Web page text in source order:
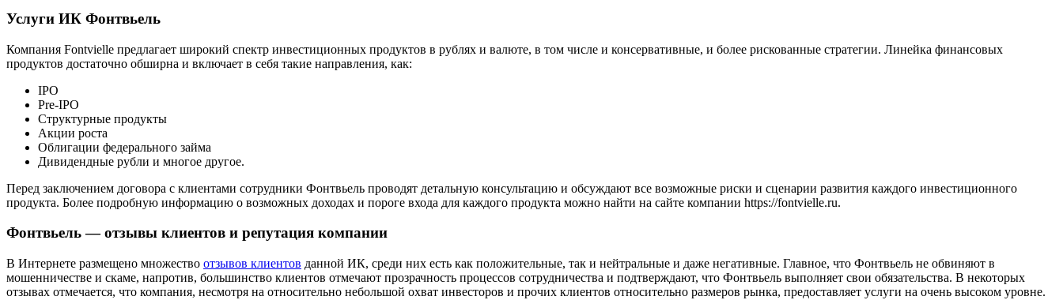
Услуги ИК Фонтвьель
Компания Fontvielle предлагает широкий спектр инвестиционных продуктов в рублях и валюте, в том числе и консервативные, и более рискованные стратегии. Линейка финансовых
продуктов достаточно обширна и включает в себя такие направления, как:
IPO
Pre-IPO
Структурные продукты
Акции роста
Облигации федерального займа
Дивидендные рубли и многое другое.
Перед заключением договора с клиентами сотрудники Фонтвьель проводят детальную консультацию и обсуждают все возможные риски и сценарии развития каждого инвестиционного
продукта. Более подробную информацию о возможных доходах и пороге входа для каждого продукта можно найти на сайте компании https://fontvielle.ru.
Фонтвьель — отзывы клиентов и репутация компании
В Интернете размещено множество отзывов клиентов данной ИК, среди них есть как положительные, так и нейтральные и даже негативные. Главное, что Фонтвьель не обвиняют в
мошенничестве и скаме, напротив, большинство клиентов отмечают прозрачность процессов сотрудничества и подтверждают, что Фонтвьель выполняет свои обязательства. В некоторых
отзывах отмечается, что компания, несмотря на относительно небольшой охват инвесторов и прочих клиентов относительно размеров рынка, предоставляет услуги на очень высоком уровне.